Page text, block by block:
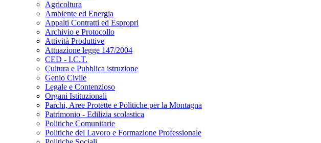
Agricoltura
Ambiente ed Energia
Appalti Contratti ed Espropri
Archivio e Protocollo
Attività Produttive
Attuazione legge 147/2004
CED - I.C.T.
Cultura e Pubblica istruzione
Genio Civile
Legale e Contenzioso
Organi Istituzionali
Parchi, Aree Protette e Politiche per la Montagna
Patrimonio - Edilizia scolastica
Politiche Comunitarie
Politiche del Lavoro e Formazione Professionale